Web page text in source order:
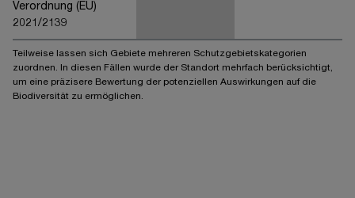
Verordnung (EU)
2021/2139
Teilweise lassen sich Gebiete mehreren Schutzgebietskategorien
zuordnen. In diesen Fällen wurde der Standort mehrfach berücksichtigt,
um eine präzisere Bewertung der potenziellen Auswirkungen auf die
Biodiversität zu ermöglichen.